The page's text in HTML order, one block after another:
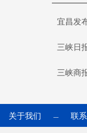
宜昌发
三峡日
三峡商
关于我们 — 联